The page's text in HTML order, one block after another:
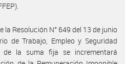
la Resolución N° 649 del 13 de junio
de Trabajo, Empleo y Seguridad
la suma fija se incrementará